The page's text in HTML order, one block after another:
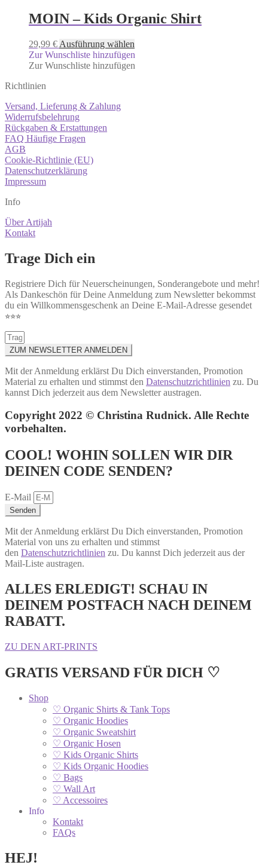
MOIN – Kids Organic Shirt
29,99 € Ausführung wählen
Zur Wunschliste hinzufügen
Zur Wunschliste hinzufügen
Richtlinien
Versand, Lieferung & Zahlung
Widerrufsbelehrung
Rückgaben & Erstattungen
FAQ Häufige Fragen
AGB
Cookie-Richtlinie (EU)
Datenschutzerklärung
Impressum
Info
Über Artijah
Kontakt
Trage Dich ein
Registriere Dich für Neuerscheinungen, Sonderangebote und mehr!
Als Dankeschön für Deine Anmeldung zum Newsletter bekommst
du ein Willkommensgeschenk an Deine E-Mail-Adresse gesendet
⭐︎⭐︎⭐︎
ZUM NEWSLETTER ANMELDEN
Mit der Anmeldung erklärst Du Dich einverstanden, Promotion
Material zu erhalten und stimmst den Datenschutzrichtlinien zu. Du
kannst Dich jederzeit aus dem Newsletter austragen.
Copyright 2022 © Christina Rudnick. Alle Rechte
vorbehalten.
COOL! WOHIN SOLLEN WIR DIR
DEINEN CODE SENDEN?
E-Mail
Senden
Mit der Anmeldung erklärst Du Dich einverstanden, Promotion
Material von uns zu erhalten und stimmst
den Datenschutzrichtlinien zu. Du kannst Dich jederzeit aus der
Mail-Liste austragen.
ALLES ERLEDIGT! SCHAU IN
DEINEM POSTFACH NACH DEINEM
RABATT.
ZU DEN ART-PRINTS
GRATIS VERSAND FÜR DICH ♡
Shop
♡ Organic Shirts & Tank Tops
♡ Organic Hoodies
♡ Organic Sweatshirt
♡ Organic Hosen
♡ Kids Organic Shirts
♡ Kids Organic Hoodies
♡ Bags
♡ Wall Art
♡ Accessoires
Info
Kontakt
FAQs
HEJ!